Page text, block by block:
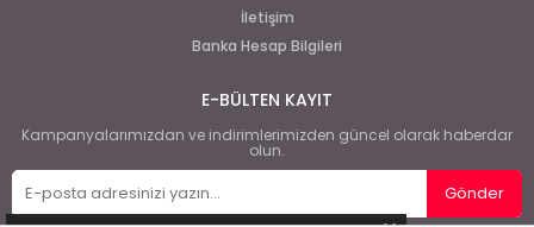
İletişim
Banka Hesap Bilgileri
E-BÜLTEN KAYIT
Kampanyalarımızdan ve indirimlerimizden güncel olarak haberdar
olun.
Gönder